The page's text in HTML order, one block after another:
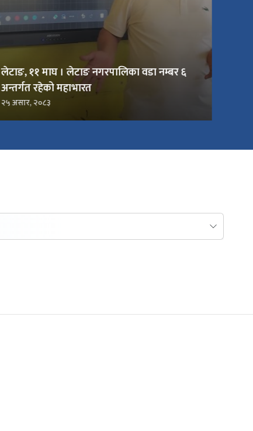
लेटाङ, ११ माघ । लेटाङ नगरपालिका वडा नम्बर ६
अन्तर्गत रहेको महाभारत
२५ असार, २०८३